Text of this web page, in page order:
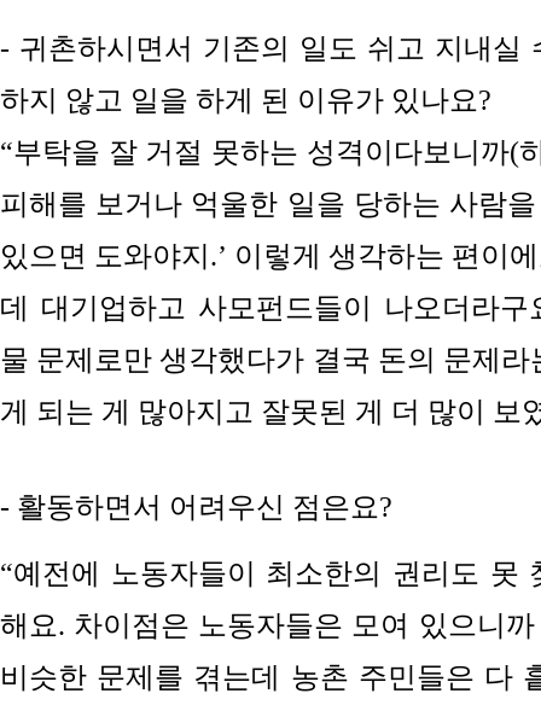
- 귀촌하시면서 기존의 일도 쉬고 지내실
하지 않고 일을 하게 된 이유가 있나요?
“부탁을 잘 거절 못하는 성격이다보니까(
피해를 보거나 억울한 일을 당하는 사람
있으면 도와야지.’ 이렇게 생각하는 편이
데 대기업하고 사모펀드들이 나오더라
물 문제로만생각했다가 결국 돈의 문제
게 되는 게 많아지고 잘못된 게 더 많이 보
- 활동하면서 어려우신 점은요?
“예전에 노동자들이 최소한의 권리도 못
해요. 차이점은 노동자들은 모여 있으니
비슷한 문제를 겪는데 농촌 주민들은 다